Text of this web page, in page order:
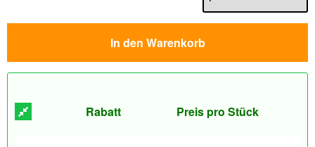
In den Warenkorb
Rabatt Preis pro Stück